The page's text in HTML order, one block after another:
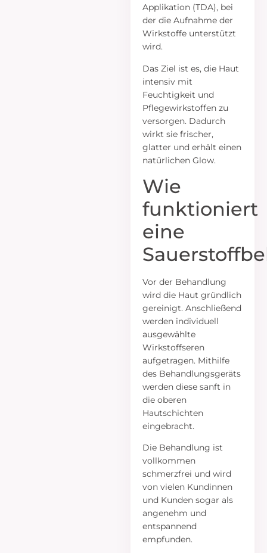
Applikation (TDA), bei
der die Aufnahme der
Wirkstoffe unterstützt
wird.
Das Ziel ist es, die Haut
intensiv mit
Feuchtigkeit und
Pflegewirkstoffen zu
versorgen. Dadurch
wirkt sie frischer,
glatter und erhält einen
natürlichen Glow.
Wie
funktioniert
eine
Vor der Behandlung
wird die Haut gründlich
gereinigt. Anschließend
werden individuell
ausgewählte
Wirkstoffseren
aufgetragen. Mithilfe
des Behandlungsgeräts
werden diese sanft in
die oberen
Hautschichten
eingebracht.
Die Behandlung ist
vollkommen
schmerzfrei und wird
von vielen Kundinnen
und Kunden sogar als
angenehm und
entspannend
empfunden.